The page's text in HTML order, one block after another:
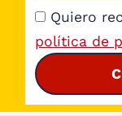
Quiero
política de